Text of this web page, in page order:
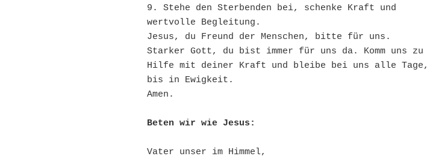
9. Stehe den Sterbenden bei, schenke Kraft und
wertvolle Begleitung.
Jesus, du Freund der Menschen, bitte für uns.
Starker Gott, du bist immer für uns da. Komm uns zu
Hilfe mit deiner Kraft und bleibe bei uns alle Tage,
bis in Ewigkeit.
Amen.
Beten wir wie Jesus:
Vater unser im Himmel,